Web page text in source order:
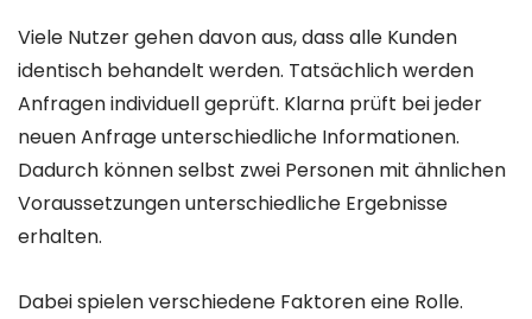
Viele Nutzer gehen davon aus, dass alle Kunden
identisch behandelt werden. Tatsächlich werden
Anfragen individuell geprüft. Klarna prüft bei jeder
neuen Anfrage unterschiedliche Informationen.
Dadurch können selbst zwei Personen mit ähnlichen
Voraussetzungen unterschiedliche Ergebnisse
erhalten.
Dabei spielen verschiedene Faktoren eine Rolle.